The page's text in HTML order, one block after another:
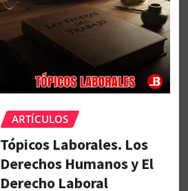
ARTÍCULOS
Tópicos Laborales. Los
Derechos Humanos y El
Derecho Laboral